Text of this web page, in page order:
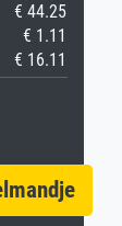
€ 44.25
€ 1.11
€ 16.11